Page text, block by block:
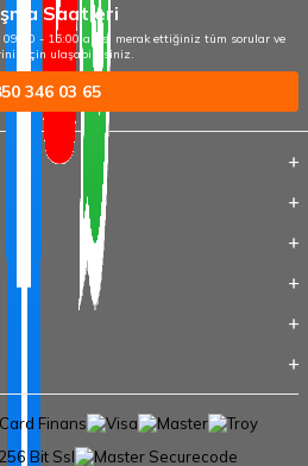
Saatleri
- 15:00 arası merak ettiğiniz tüm sorular ve
için ulaşabilirsiniz.
346 03 65